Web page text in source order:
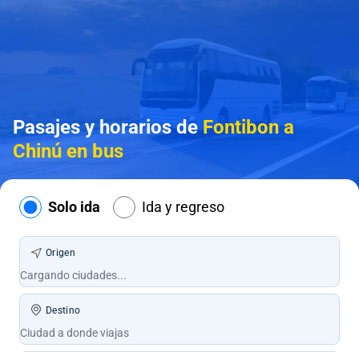
Pasajes y horarios deFontibon a
Chinú en bus
Solo ida Ida y regreso
Origen
Destino